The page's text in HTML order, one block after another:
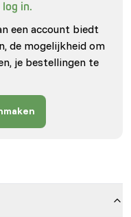
in.
een account biedt
de mogelijkheid om
je bestellingen te